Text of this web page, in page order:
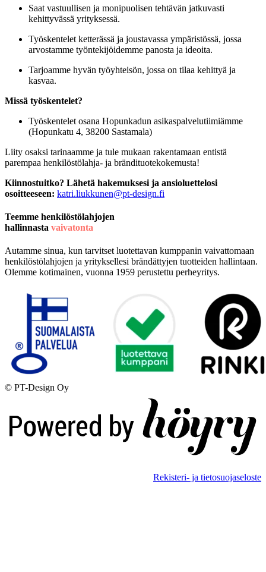
Saat vastuullisen ja monipuolisen tehtävän jatkuvasti
kehittyvässä yrityksessä.
Työskentelet ketterässä ja joustavassa ympäristössä, jossa
arvostamme työntekijöidemme panosta ja ideoita.
Tarjoamme hyvän työyhteisön, jossa on tilaa kehittyä ja
kasvaa.
Missä työskentelet?
Työskentelet osana Hopunkadun asikaspalvelutiimiämme
(Hopunkatu 4, 38200 Sastamala)
Liity osaksi tarinaamme ja tule mukaan rakentamaan entistä
parempaa henkilöstölahja- ja brändituotekokemusta!
Kiinnostuitko? Lähetä hakemuksesi ja ansioluettelosi
osoitteeseen: katri.liukkunen@pt-design.fi
Teemme henkilöstölahjojen
hallinnasta vaivatonta
Autamme sinua, kun tarvitset luotettavan kumppanin vaivattomaan
henkilöstölahjojen ja yrityksellesi brändättyjen tuotteiden hallintaan.
Olemme kotimainen, vuonna 1959 perustettu perheyritys.
© PT-Design Oy
Rekisteri- ja tietosuojaseloste